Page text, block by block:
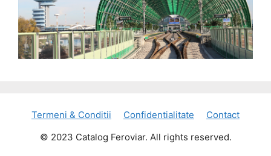
Termeni & Conditii Confidentialitate
Contact
© 2023 Catalog Feroviar. All rights reserved.